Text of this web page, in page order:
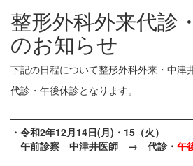
整形外科外来代診
のお知らせ
下記の日程について整形外科外来・中津
代診・午後休診となります。
・令和2年12月14日(月)・15（火）
午前診察 中津井医師 → 代診・ 午